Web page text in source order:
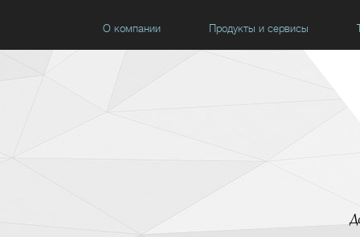
О компании Продукты и сервисы